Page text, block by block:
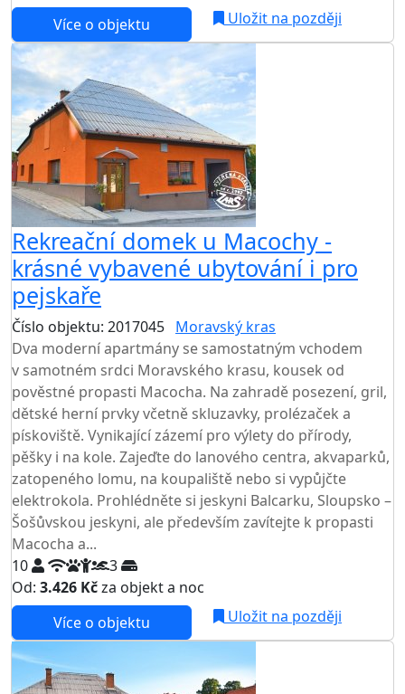
Více o objektu Uložit na později
Rekreační domek u Macochy -
krásné vybavené ubytování i pro
pejskaře
Číslo objektu: 2017045 Moravský kras
Dva moderní apartmány se samostatným vchodem
v samotném srdci Moravského krasu, kousek od
pověstné propasti Macocha. Na zahradě posezení, gril,
dětské herní prvky včetně skluzavky, prolézaček a
pískoviště. Vynikající zázemí pro výlety do přírody,
pěšky i na kole. Zajeďte do lanového centra, akvaparků,
zatopeného lomu, na koupaliště nebo si vypůjčte
elektrokola. Prohlédněte si jeskyni Balcarku, Sloupsko –
Šošůvskou jeskyni, ale především zavítejte k propasti
Macocha a...
10
3
Od: 3.426 Kčza objekt a noc
Více o objektu
Uložit na později